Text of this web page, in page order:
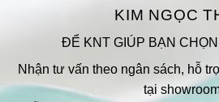
KIM NGỌC
ĐỂ KNT GIÚP BẠN
Nhận tư vấn theo ngân sách, hỗ
tại